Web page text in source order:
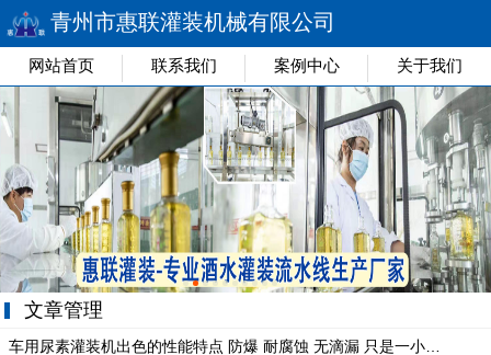
青州市惠联灌装机械有限公司
网站首页 联系我们 案例中心 关于我们
文章管理